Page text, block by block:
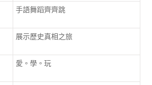
手語舞蹈齊齊跳
展示歷史真相之旅
愛。學。玩